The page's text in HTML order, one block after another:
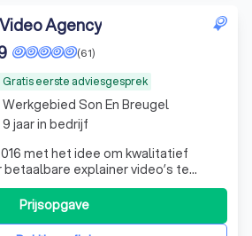
Agency
Gratis eerste adviesgesprek
(61)
met het idee om kwalitatief
explainer video’s te
betaalbare’ explainer video markt.
inmiddels bestaat ons team uit 11
Waaronder 3 projectmanagers en
Prijsopgave
Werkgebied Son En Breugel
9 jaar in bedrijf